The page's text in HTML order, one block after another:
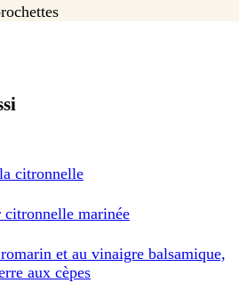
citronnelle
citronnelle marinée
et au vinaigre balsamique,
aux cèpes